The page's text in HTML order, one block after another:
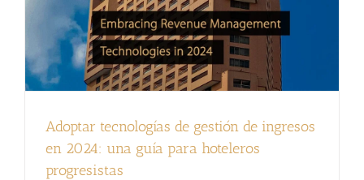
Adoptar tecnologías de gestión de ingresos
en 2024: una guía para hoteleros
progresistas